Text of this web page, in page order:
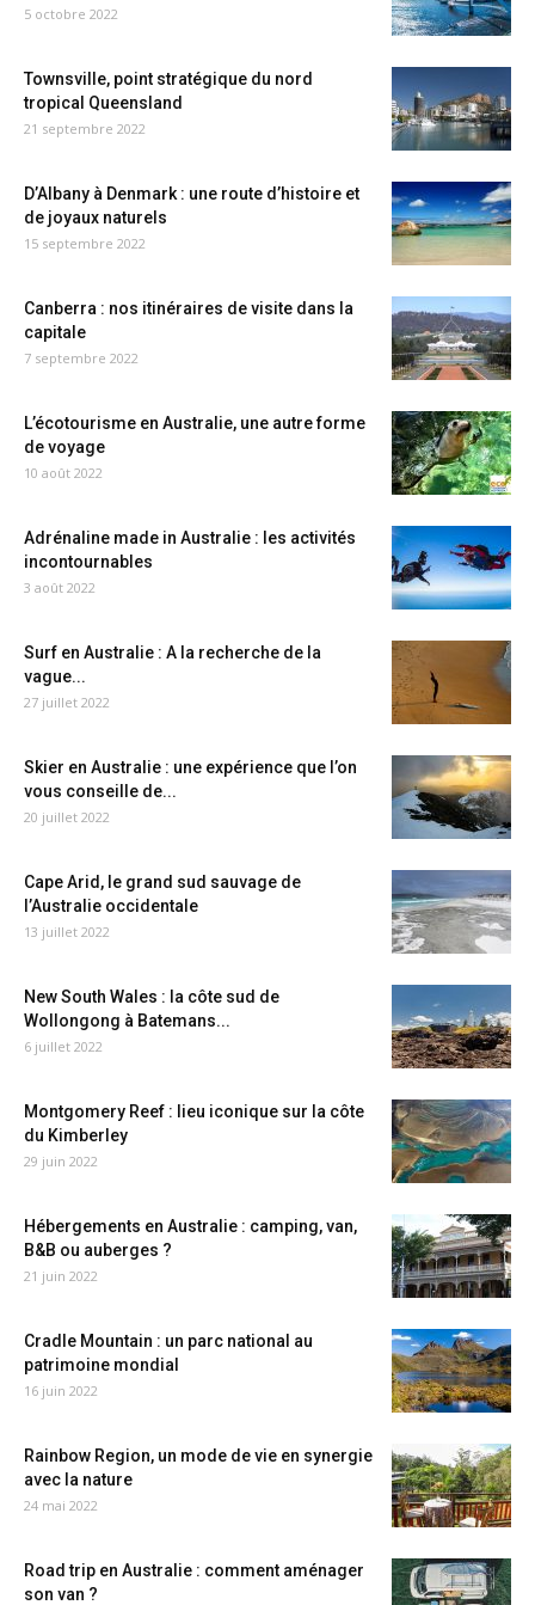
5 octobre 2022
Townsville, point stratégique du nord
tropical Queensland
21 septembre 2022
D’Albany à Denmark : une route d’histoire et
de joyaux naturels
15 septembre 2022
Canberra : nos itinéraires de visite dans la
capitale
7 septembre 2022
L’écotourisme en Australie, une autre forme
de voyage
10 août 2022
Adrénaline made in Australie : les activités
incontournables
3 août 2022
Surf en Australie : A la recherche de la
vague...
27 juillet 2022
Skier en Australie : une expérience que l’on
vous conseille de...
20 juillet 2022
Cape Arid, le grand sud sauvage de
l’Australie occidentale
13 juillet 2022
New South Wales : la côte sud de
Wollongong à Batemans...
6 juillet 2022
Montgomery Reef : lieu iconique sur la côte
du Kimberley
29 juin 2022
Hébergements en Australie : camping, van,
B&B ou auberges ?
21 juin 2022
Cradle Mountain : un parc national au
patrimoine mondial
16 juin 2022
Rainbow Region, un mode de vie en synergie
avec la nature
24 mai 2022
Road trip en Australie : comment aménager
son van ?